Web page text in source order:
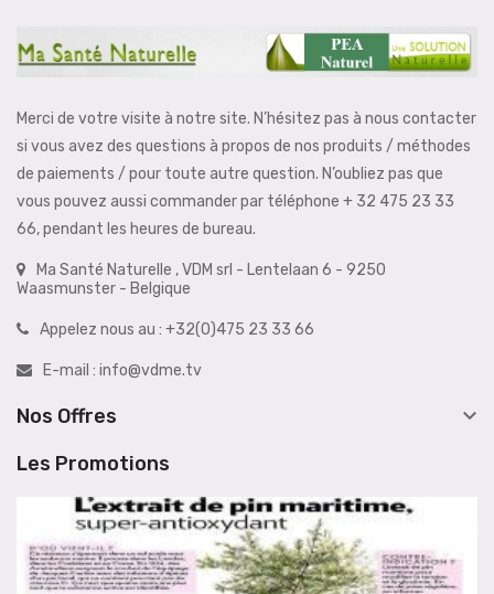
Merci de votre visite à notre site. N’hésitez pas à nous contacter
si vous avez des questions à propos de nos produits / méthodes
de paiements / pour toute autre question. N’oubliez pas que
vous pouvez aussi commander par téléphone + 32 475 23 33
66, pendant les heures de bureau.
Ma Santé Naturelle , VDM srl - Lentelaan 6 - 9250
Waasmunster - Belgique
Appelez nous au : +32(0)475 23 33 66
E-mail : info@vdme.tv
Nos Offres 
Les Promotions